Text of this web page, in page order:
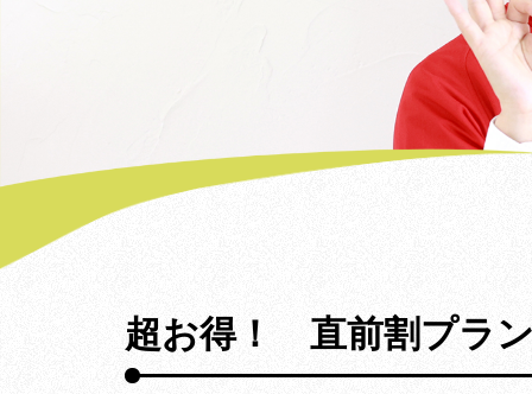
超お得！ 直前割プラ